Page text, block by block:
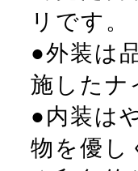
リです。
●外装は
施したナ
●内装は
物を優し